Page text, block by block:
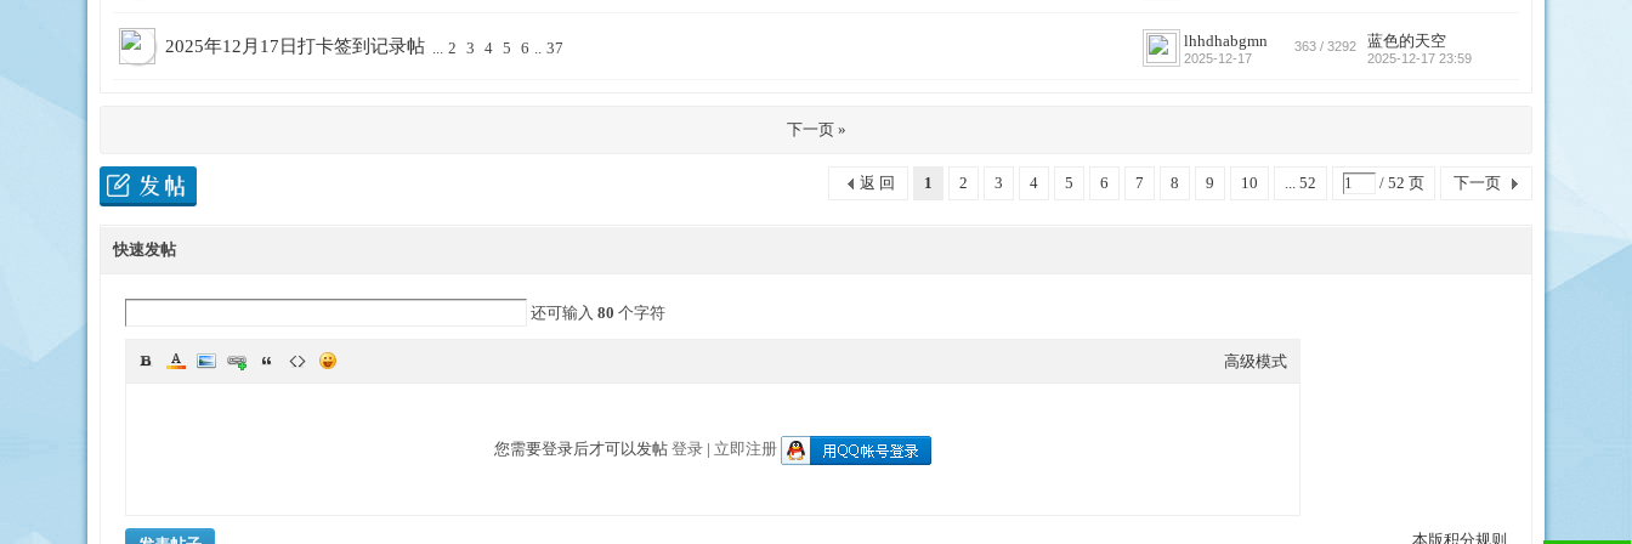
2025年12月17日打卡签到记录帖 ... 2 3 4 5 6 .. 37 lhhdhabgmn
2025-12-17
363 / 3292 蓝色的天空
2025-12-17 23:59
下一页 »
1 2 3 4 5 6 7 8 9 10 ... 52 / 52 页 下一页
返 回
快速发帖
还可输入 80 个字符
高级模式
您需要登录后才可以发帖 登录 | 立即注册
本版积分规则